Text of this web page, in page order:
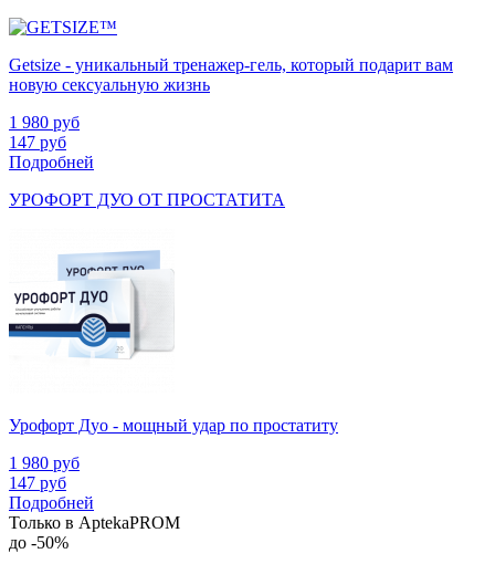
Getsize - уникальный тренажер-гель, который подарит вам
новую сексуальную жизнь
1 980 руб
147 руб
Подробней
УРОФОРТ ДУО ОТ ПРОСТАТИТА
Урофорт Дуо - мощный удар по простатиту
1 980 руб
147 руб
Подробней
Только в AptekaPROM
до -50%